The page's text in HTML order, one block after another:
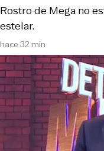
hace 32 min
Rostro de Mega no
estelar.